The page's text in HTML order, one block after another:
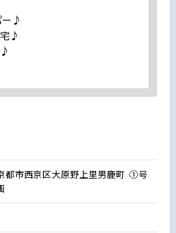
♪
♪
都市西京区大原野上里男鹿町 ①号